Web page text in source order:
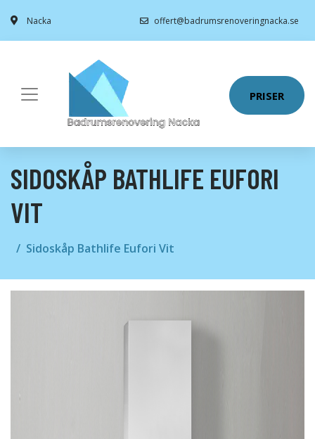
Nacka offert@badrumsrenoveringnacka.se
PRISER
SIDOSKÅP BATHLIFE EUFORI
VIT
Sidoskåp Bathlife Eufori Vit